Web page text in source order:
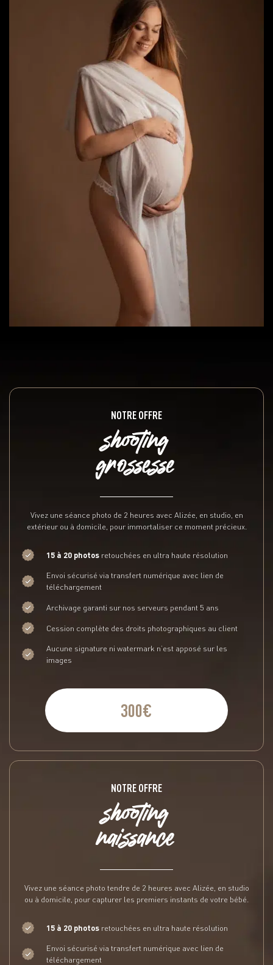
NOTRE OFFRE
shooting
grossesse
Vivez une séance photo de 2 heures avec Alizée, en studio, en
extérieur ou à domicile, pour immortaliser ce moment précieux.
15 à 20 photos retouchées en ultra haute résolution
Envoi sécurisé via transfert numérique avec lien de
téléchargement
Archivage garanti sur nos serveurs pendant 5 ans
Cession complète des droits photographiques au client
Aucune signature ni watermark n’est apposé sur les
images
300€
NOTRE OFFRE
shooting
naissance
Vivez une séance photo tendre de 2 heures avec Alizée, en studio
ou à domicile, pour capturer les premiers instants de votre bébé.
15 à 20 photos retouchées en ultra haute résolution
Envoi sécurisé via transfert numérique avec lien de
téléchargement